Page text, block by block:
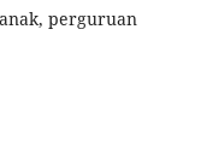
perguruan